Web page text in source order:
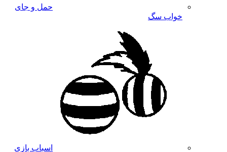
حمل و جای
خواب سگ
اسباب بازی